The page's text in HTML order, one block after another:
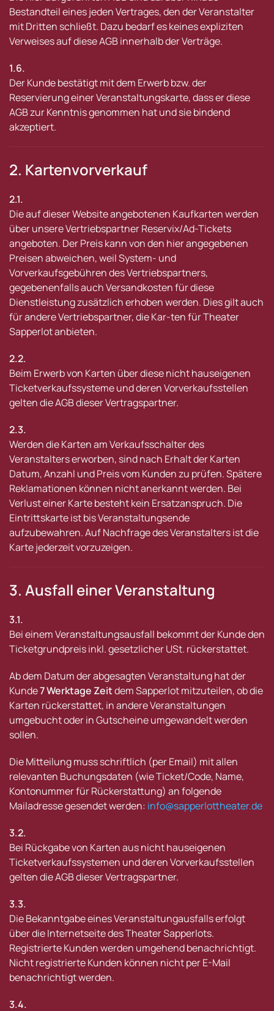
Bestandteil eines jeden Vertrages, den der Veranstalter
mit Dritten schließt. Dazu bedarf es keines expliziten
Verweises auf diese AGB innerhalb der Verträge.
1.6.
Der Kunde bestätigt mit dem Erwerb bzw. der
Reservierung einer Veranstaltungskarte, dass er diese
AGB zur Kenntnis genommen hat und sie bindend
akzeptiert.
2. Kartenvorverkauf
2.1.
Die auf dieser Website angebotenen Kaufkarten werden
über unsere Vertriebspartner Reservix/Ad-Tickets
angeboten. Der Preis kann von den hier angegebenen
Preisen abweichen, weil System- und
Vorverkaufsgebühren des Vertriebspartners,
gegebenenfalls auch Versandkosten für diese
Dienstleistung zusätzlich erhoben werden. Dies gilt auch
für andere Vertriebspartner, die Kar-ten für Theater
Sapperlot anbieten.
2.2.
Beim Erwerb von Karten über diese nicht hauseigenen
Ticketverkaufssysteme und deren Vorverkaufsstellen
gelten die AGB dieser Vertragspartner.
2.3.
Werden die Karten am Verkaufsschalter des
Veranstalters erworben, sind nach Erhalt der Karten
Datum, Anzahl und Preis vom Kunden zu prüfen. Spätere
Reklamationen können nicht anerkannt werden. Bei
Verlust einer Karte besteht kein Ersatzanspruch. Die
Eintrittskarte ist bis Veranstaltungsende
aufzubewahren. Auf Nachfrage des Veranstalters ist die
Karte jederzeit vorzuzeigen.
3. Ausfall einer Veranstaltung
3.1.
Bei einem Veranstaltungsausfall bekommt der Kunde den
Ticketgrundpreis inkl. gesetzlicher USt. rückerstattet.
Ab dem Datum der abgesagten Veranstaltung hat der
Kunde7 Werktage Zeitdem Sapperlot mitzuteilen, ob die
Karten rückerstattet, in andere Veranstaltungen
umgebucht oder in Gutscheine umgewandelt werden
sollen.
Die Mitteilung muss schriftlich (per Email) mit allen
relevanten Buchungsdaten (wie Ticket/Code, Name,
Kontonummer für Rückerstattung) an folgende
Mailadresse gesendet werden: info@sapperlottheater.de
3.2.
Bei Rückgabe von Karten aus nicht hauseigenen
Ticketverkaufssystemen und deren Vorverkaufsstellen
gelten die AGB dieser Vertragspartner.
3.3.
Die Bekanntgabe eines Veranstaltungausfalls erfolgt
über die Internetseite des Theater Sapperlots.
Registrierte Kunden werden umgehend benachrichtigt.
Nicht registrierte Kunden können nicht per E-Mail
benachrichtigt werden.
3.4.